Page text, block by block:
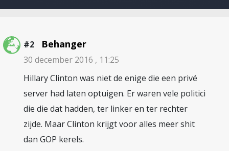
#2 Behanger
30 december 2016 , 11:25
Hillary Clinton was niet de enige die een privé
server had laten optuigen. Er waren vele politici
die die dat hadden, ter linker en ter rechter
zijde. Maar Clinton krijgt voor alles meer shit
dan GOP kerels.